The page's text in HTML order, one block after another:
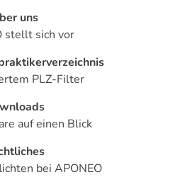
uns
stellt sich vor
PLZ-Filter
auf einen Blick
bei APONEO